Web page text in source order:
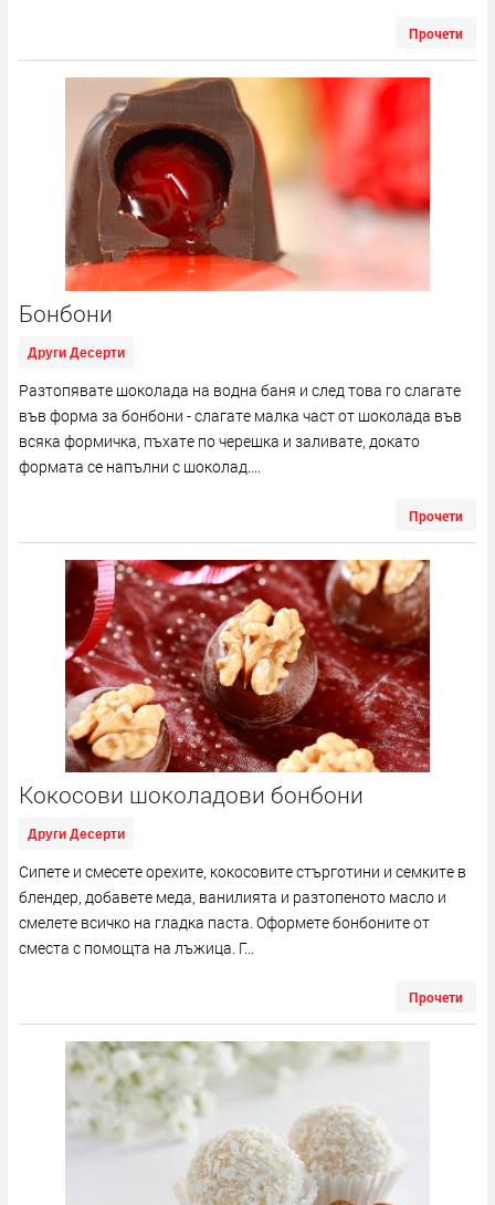
Прочети
Бонбони
Други Десерти
Разтопявате шоколада на водна баня и след това го слагате
във форма за бонбони - слагате малка част от шоколада във
всяка формичка, пъхате по черешка и заливате, докато
формата се напълни с шоколад....
Прочети
Кокосови шоколадови бонбони
Други Десерти
Сипете и смесете орехите, кокосовите стърготини и семките в
блендер, добавете меда, ванилията и разтопеното масло и
смелете всичко на гладка паста. Оформете бонбоните от
сместа с помощта на лъжица. Г...
Прочети